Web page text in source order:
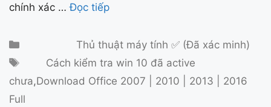
chính xác …Đọc tiếp
Danh mụcThủ thuật máy tính ✅ (Đã xác minh)
ThẻCách kiểm tra win 10 đã active
chưa,Download Office 2007 | 2010 | 2013 | 2016
Full